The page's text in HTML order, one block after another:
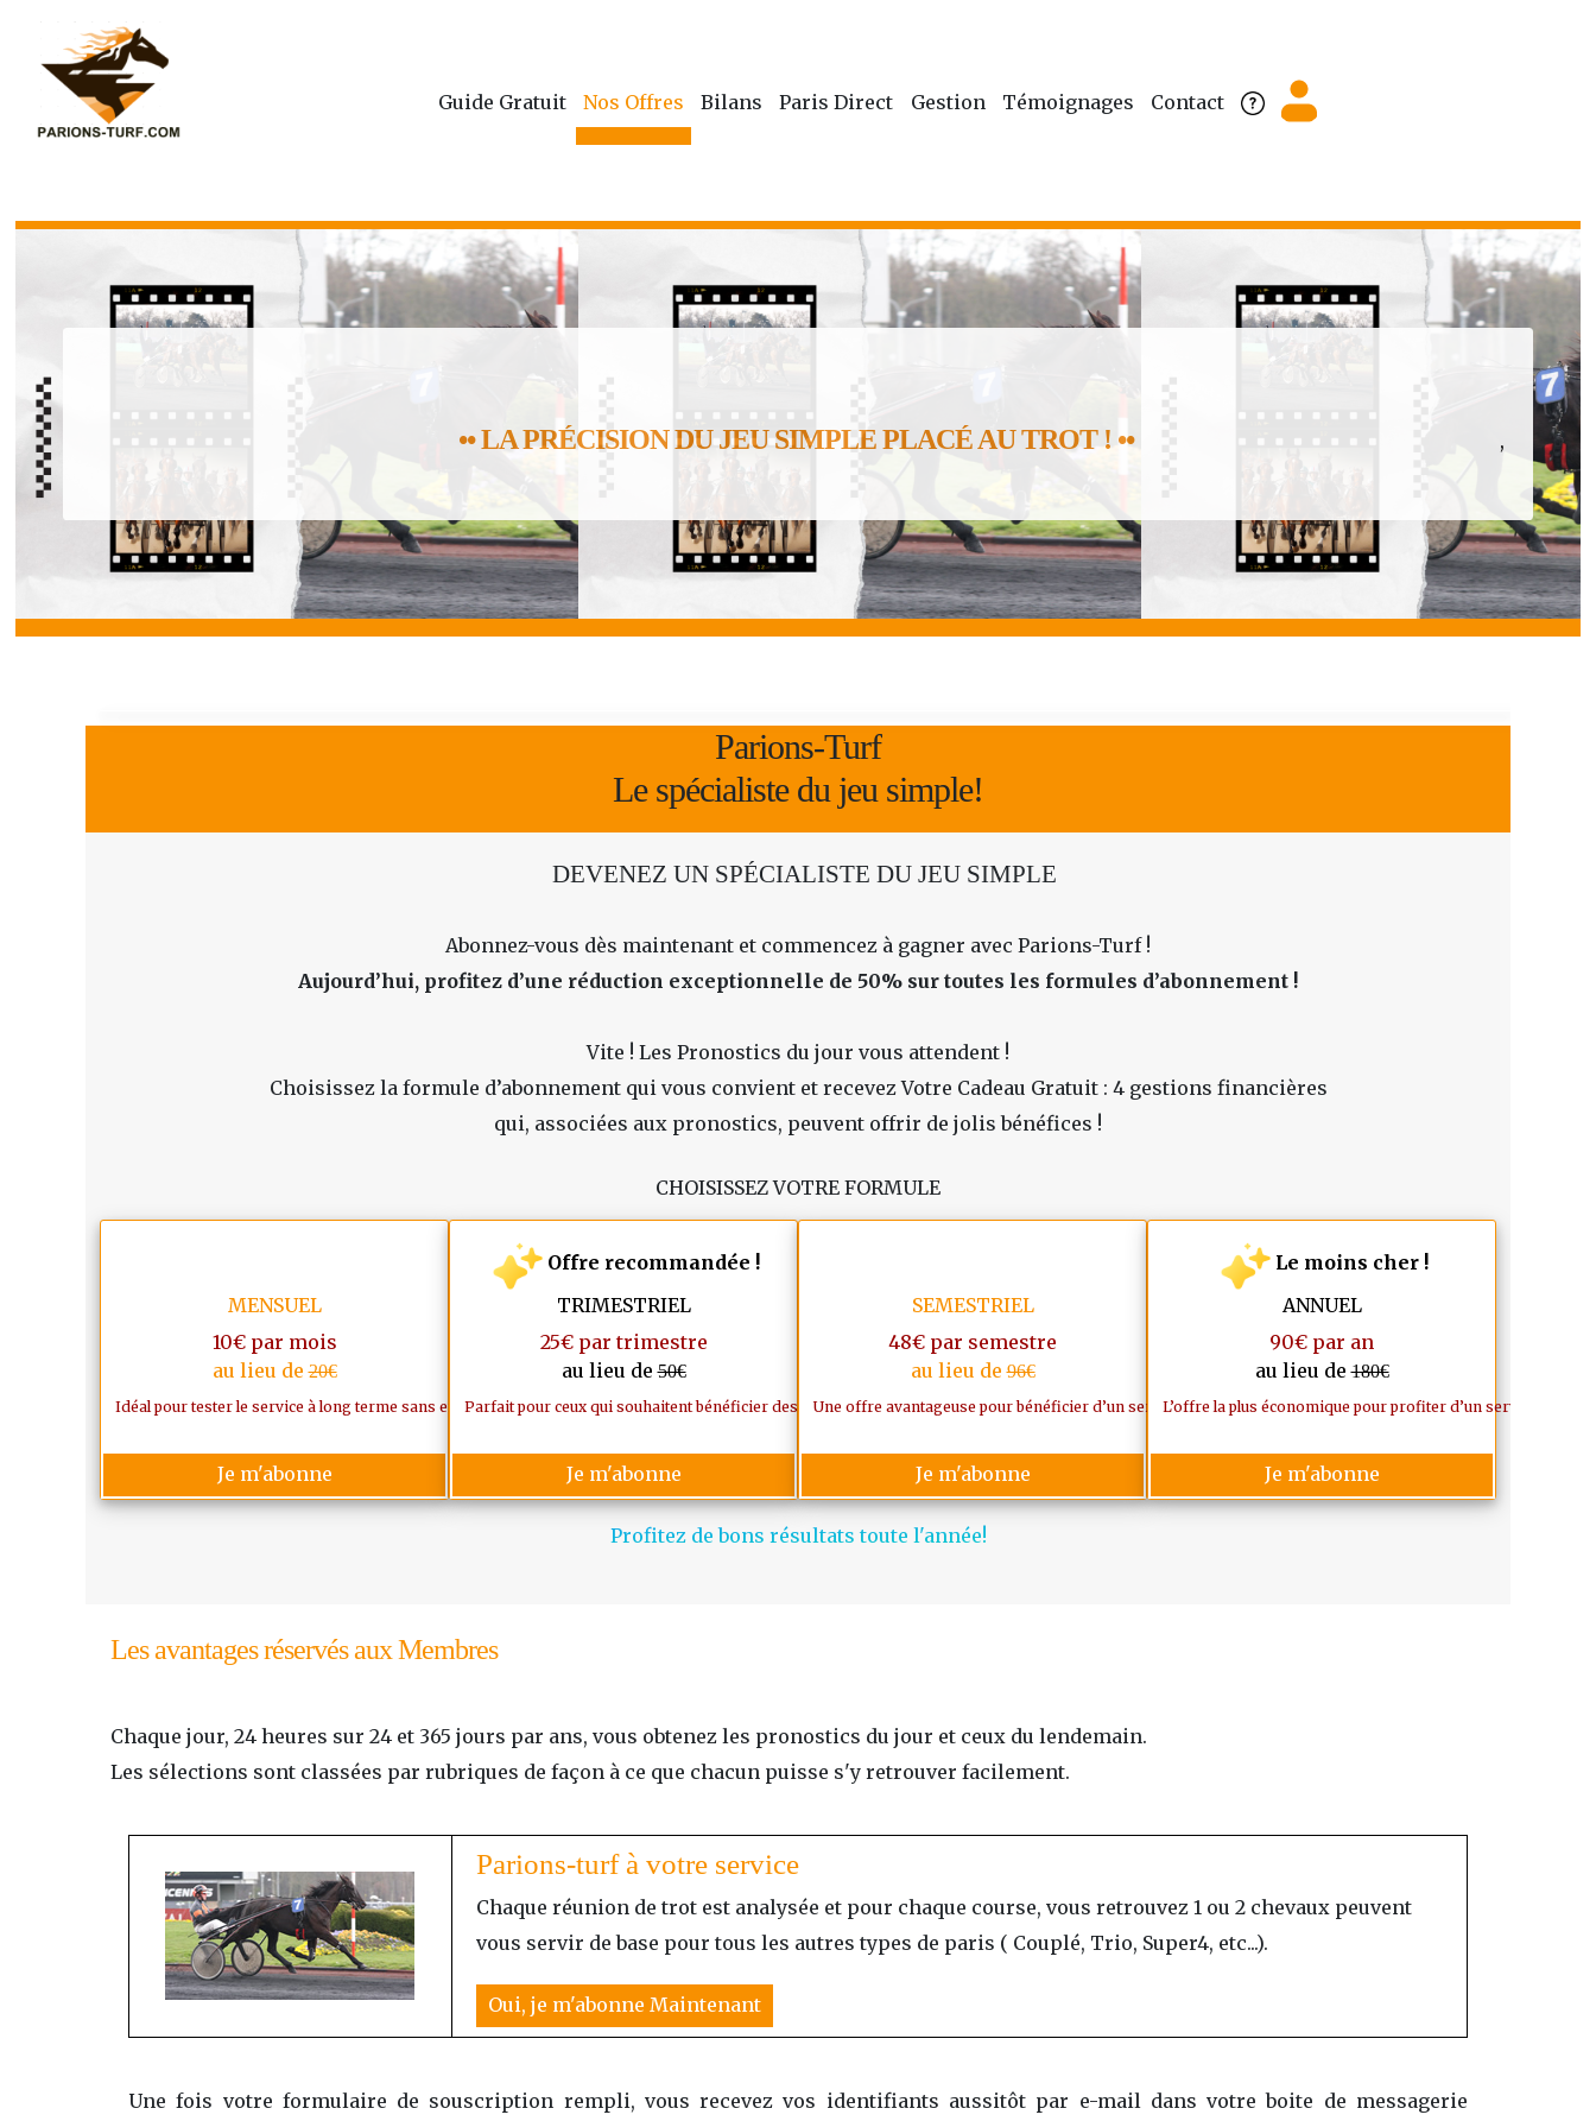
Guide Gratuit Nos Offres Bilans Paris Direct Gestion Témoignages Contact
•• LA PRÉCISION DU JEU SIMPLE PLACÉ AU TROT ! •• ,
Parions-Turf
Le spécialiste du jeu simple!
DEVENEZ UN SPÉCIALISTE DU JEU SIMPLE
Abonnez-vous dès maintenant et commencez à gagner avec Parions-Turf !
Aujourd’hui, profitez d’une réduction exceptionnelle de 50% sur toutes les formules d’abonnement !
Vite ! Les Pronostics du jour vous attendent !
Choisissez la formule d’abonnement qui vous convient et recevez Votre Cadeau Gratuit : 4 gestions financières
qui, associées aux pronostics, peuvent offrir de jolis bénéfices !
CHOISISSEZ VOTRE FORMULE
MENSUEL
10€ par mois
au lieu de20€
Idéal pour tester le service à long terme sans engagement. Le moins cher du marché.
Je m'abonne
Offre recommandée !
TRIMESTRIEL
25€ par trimestre
au lieu de50€
Parfait pour ceux qui souhaitent bénéficier des pronostics sur une période significative.
Je m'abonne
SEMESTRIEL
48€ par semestre
au lieu de96€
Une offre avantageuse pour bénéficier d’un service de qualité durant toute l’année.
Je m'abonne
Le moins cher !
ANNUEL
90€ par an
au lieu de180€
L’offre la plus économique pour profiter d’un service sérieux
Je m'abonne
Profitez de bons résultats toute l'année!
Les avantages réservés aux Membres
Chaque jour, 24 heures sur 24 et 365 jours par ans, vous obtenez les pronostics du jour et ceux du lendemain.
Les sélections sont classées par rubriques de façon à ce que chacun puisse s'y retrouver facilement.
Parions-turf à votre service
Chaque réunion de trot est analysée et pour chaque course, vous retrouvez 1 ou 2 chevaux peuvent
vous servir de base pour tous les autres types de paris ( Couplé, Trio, Super4, etc...).
Oui, je m'abonne Maintenant
Une fois votre formulaire de souscription rempli, vous recevez vos identifiants aussitôt par e-mail dans votre boite de messagerie